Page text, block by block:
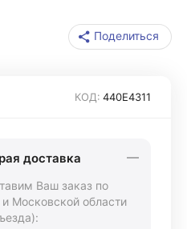
Поделиться
КОД: 440Е4311
доставка
Ваш заказ по
Московской области